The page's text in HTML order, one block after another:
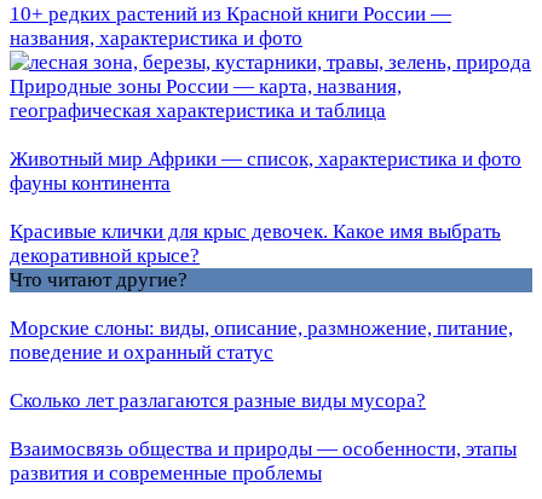
10+ редких растений из Красной книги России —
названия, характеристика и фото
Природные зоны России — карта, названия,
географическая характеристика и таблица
Животный мир Африки — список, характеристика и фото
фауны континента
Красивые клички для крыс девочек. Какое имя выбрать
декоративной крысе?
Что читают другие?
Морские слоны: виды, описание, размножение, питание,
поведение и охранный статус
Сколько лет разлагаются разные виды мусора?
Взаимосвязь общества и природы — особенности, этапы
развития и современные проблемы